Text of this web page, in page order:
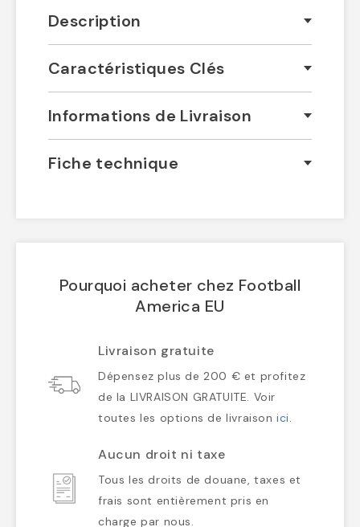
Description
Caractéristiques Clés
Informations de Livraison
Fiche technique
Pourquoi acheter chez Football
America EU
Livraison gratuite
Dépensez plus de 200 € et profitez
de la LIVRAISON GRATUITE. Voir
toutes les options de livraisonici.
Aucun droit ni taxe
Tous les droits de douane, taxes et
frais sont entièrement pris en
charge par nous.